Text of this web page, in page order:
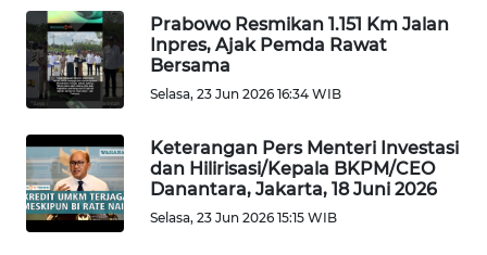
Prabowo Resmikan 1.151 Km Jalan
Inpres, Ajak Pemda Rawat
Bersama
Selasa, 23 Jun 2026 16:34 WIB
Keterangan Pers Menteri Investasi
dan Hilirisasi/Kepala BKPM/CEO
Danantara, Jakarta, 18 Juni 2026
Selasa, 23 Jun 2026 15:15 WIB
WN
CIANJUR
WN
KEPULAUAN
SERIBU
WN
TANGERANG